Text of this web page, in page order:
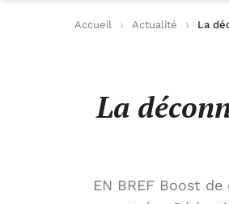
Accueil Actualité La
La
EN BREF Boost